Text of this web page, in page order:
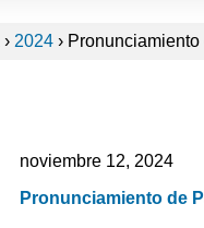
› 2024 ›
noviembre 12, 2024
Pronunciamiento de